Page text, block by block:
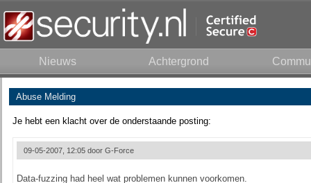
Nieuws Achtergrond
Abuse Melding
Je hebt een klacht over de onderstaande posting:
09-05-2007, 12:05 door G-Force
Data-fuzzing had heel wat problemen kunnen voorkomen.